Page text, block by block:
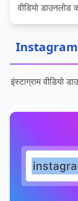
वीडियो डाउनलोड
Instagram
इंस्टाग्राम वीडियो